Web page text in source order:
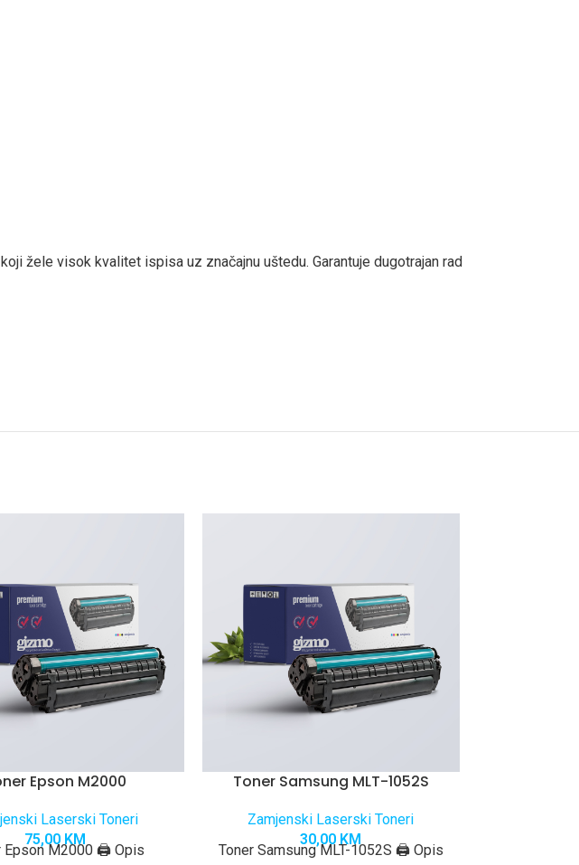
žele visok kvalitet ispisa uz značajnu uštedu. Garantuje dugotrajan rad
Epson M2000
Laserski Toneri
75,00 KM
Epson M2000 🖨️ Opis
Toner Samsung MLT-1052S
Zamjenski Laserski Toneri
30,00 KM
Toner Samsung MLT-1052S 🖨️ Opis